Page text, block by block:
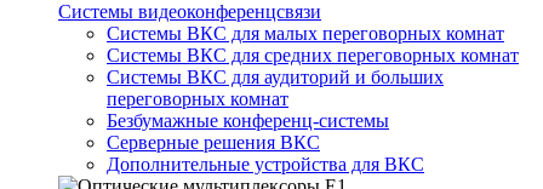
Системы видеоконференцсвязи
Системы ВКС для малых переговорных комнат
Системы ВКС для средних переговорных комнат
Системы ВКС для аудиторий и больших
переговорных комнат
Безбумажные конференц-системы
Серверные решения ВКС
Дополнительные устройства для ВКС